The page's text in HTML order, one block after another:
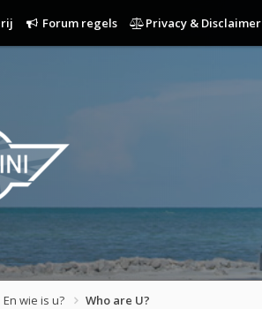
Forum regels Privacy & Disclaimer
En wie is u? Who are U?